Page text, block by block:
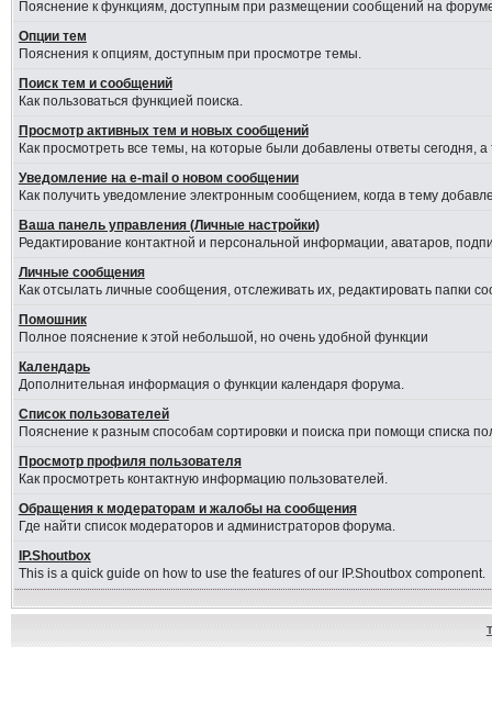
Пояснение к функциям, доступным при размещении сообщений на
Опции тем
Пояснения к опциям, доступным при просмотре темы.
Поиск тем и сообщений
Как пользоваться функцией поиска.
Просмотр активных тем и новых сообщений
Как просмотреть все темы, на которые были добавлены ответы сегодня,
Уведомление на е-mail о новом сообщении
Как получить уведомление электронным сообщением, когда в тему
Ваша панель управления (Личные настройки)
Редактирование контактной и персональной информации, аватаров,
Личные сообщения
Как отсылать личные сообщения, отслеживать их, редактировать папки
Помошник
Полное пояснение к этой небольшой, но очень удобной функции
Календарь
Дополнительная информация о функции календаря форума.
Список пользователей
Пояснение к разным способам сортировки и поиска при помощи списка
Просмотр профиля пользователя
Как просмотреть контактную информацию пользователей.
Обращения к модераторам и жалобы на сообщения
Где найти список модераторов и администраторов форума.
IP.Shoutbox
This is a quick guide on how to use the features of our IP.Shoutbox component.